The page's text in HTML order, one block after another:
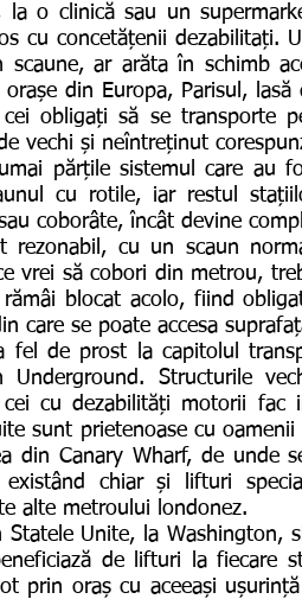
la o clinică sau un
cu concetățenii dezabilitați.
scaune, ar arăta în schimb
orașe din Europa, Parisul,
cei obligați să se transporte
vechi și neîntreținut
cu rotile, iar restul
coborâte, încât devine
rezonabil, cu un scaun
vrei să cobori din metrou,
rămâi blocat acolo, fiind
care se poate accesa
Underground. Structurile
cu dezabilități motorii fac
sunt prietenoase cu
din Canary Wharf, de unde
existând chiar și lifturi
alte metroului londonez.
de lifturi la fiecare
prin oraș cu aceeași